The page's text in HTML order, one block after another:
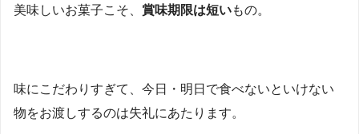
美味しいお菓子こそ、 賞味期限は短いもの。
味にこだわりすぎて、今日・明日で食べないといけない
物をお渡しするのは失礼にあたります。